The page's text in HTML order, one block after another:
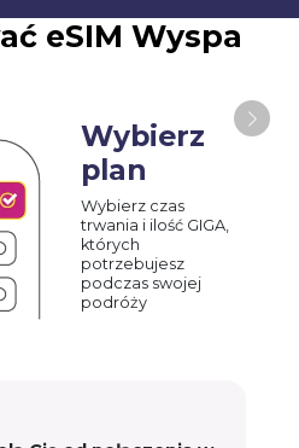
eSIM Wyspa
Wybierz
plan
Wybierz czas
trwania i ilość GIGA,
których
potrzebujesz
podczas swojej
podróży